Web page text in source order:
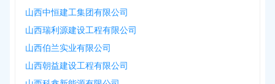
山西中恒建工集团有限公司
山西瑞利源建设工程有限公司
山西伯兰实业有限公司
山西朝益建设工程有限公司